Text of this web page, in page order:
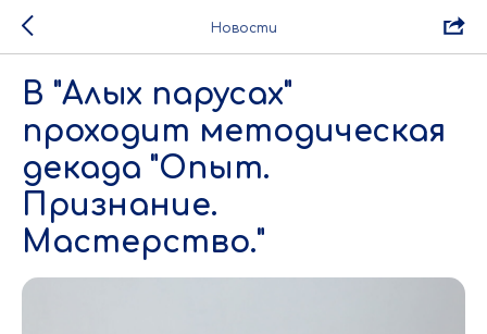
Новости
В "Алых парусах"
проходит методическая
декада "Опыт.
Признание.
Мастерство."